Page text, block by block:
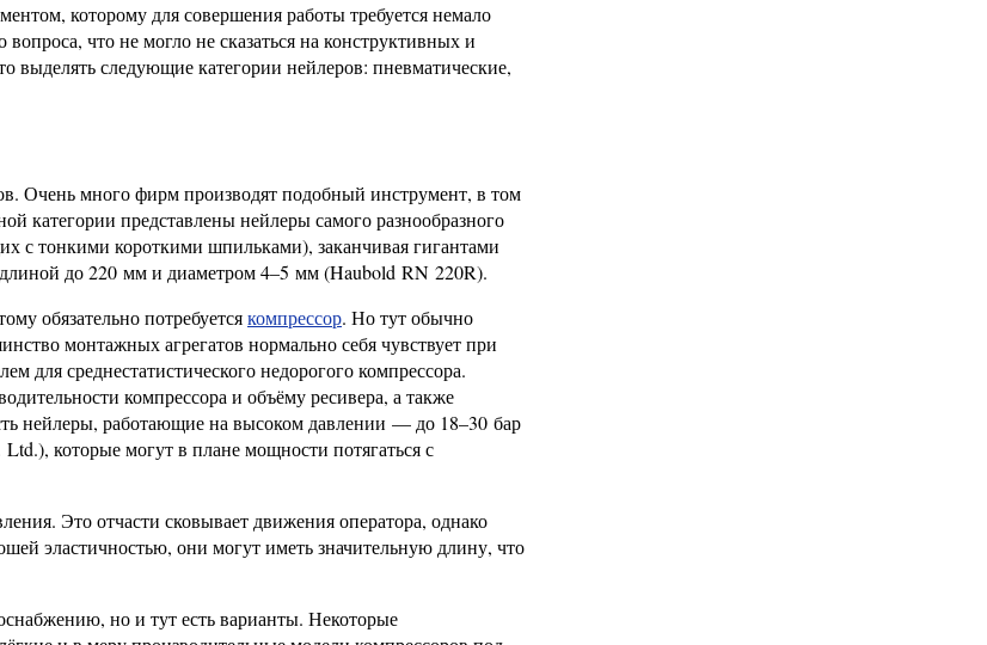
которому для совершения работы требуется немало
что не могло не сказаться на конструктивных и
выделять следующие категории нейлеров: пневматические,
Очень много фирм производят подобный инструмент, в том
категории представлены нейлеры самого разнообразного
с тонкими короткими шпильками), заканчивая гигантами
до 220 мм и диаметром 4–5 мм (Haubold RN 220R).
обязательно потребуетсякомпрессор. Но тут обычно
монтажных агрегатов нормально себя чувствует при
для среднестатистического недорогого компрессора.
компрессора и объёму ресивера, а также
нейлеры, работающие на высоком давлении — до 18–30 бар
которые могут в плане мощности потягаться с
Это отчасти сковывает движения оператора, однако
эластичностью, они могут иметь значительную длину, что
но и тут есть варианты. Некоторые